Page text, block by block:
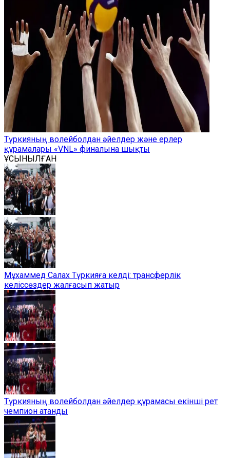
Түркияның волейболдан әйелдер және ерлер
құрамалары «VNL» финалына шықты
ҰСЫНЫЛҒАН
Мұхаммед Салах Түркияға келді: трансферлік
келіссөздер жалғасып жатыр
Түркияның волейболдан әйелдер құрамасы екінші рет
чемпион атанды